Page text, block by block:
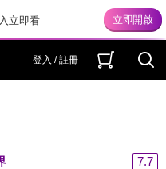
立即看
登入 / 註冊
7.7